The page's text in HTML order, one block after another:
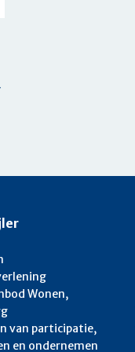
Wonen,
van participatie,
en ondernemen